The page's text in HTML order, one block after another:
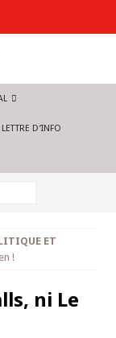
D’INFO
ET
!
ni Le